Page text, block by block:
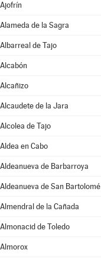
Ajofrín
Alameda de la Sagra
Albarreal de Tajo
Alcabón
Alcañizo
Alcaudete de la Jara
Alcolea de Tajo
Aldea en Cabo
Aldeanueva de Barbarroya
Aldeanueva de San Bartolomé
Almendral de la Cañada
Almonacid de Toledo
Almorox